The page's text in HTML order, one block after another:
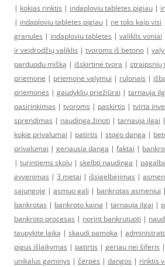
| kokias rinktis | indaploviu tabletes pigiau |
| indaploviu tabletes pigiau | ne toks kaip visi
granules | indaploviu tabletes | valiklis voniai
ir veidrodžių valiklis | tvoroms iš betono |
parduodu mišką | išskirtinė tvora | straipsnių
priemone | priemonė valymui | rulonais |
priemonės | gaudyklių priežiūrai | tarnauja
pasirinkimas | tvoroms | paskirtis | tvirta
sprendimas | naudinga žinoti | tarnauja ilgai |
kokie privalumai | patirtis | stogo danga |
privalumai | geriausia danga | faktai |
| turintiems skolų | skelbti naudinga |
gyvenimas | 3 metai | išsigelbėjimas |
sąjungoje | asmuo gali | bankrotas asmeniui |
bankrotas | bankroto kaina | tarnauja ilgai |
bankroto procesas | norint bankrutuoti |
taupykite laiką | skaudi pamoka |
pigus išlaikymas | patirtis | geriau nei šiferis |
unikalus gaminys | čerpės | dangos | rinktis